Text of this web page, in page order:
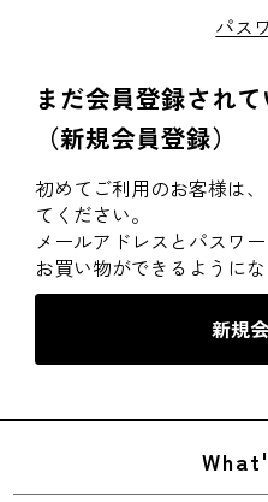
パス
まだ会員登録され
（新規会員登録）
初めてご利用のお客様は
てください。
メールアドレスとパスワ
お買い物ができるようにな